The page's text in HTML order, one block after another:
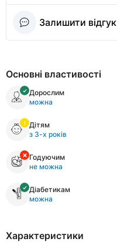
Залишити відгук
Основні властивості
Дорослим
можна
Дітям
з 3-х років
Годуючим
не можна
Діабетикам
можна
Характеристики